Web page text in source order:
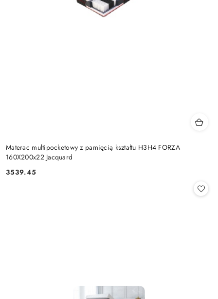
Materac multipocketowy z pamięcią kształtu H3H4 FORZA
160X200x22 Jacquard
Cena:
3539.45